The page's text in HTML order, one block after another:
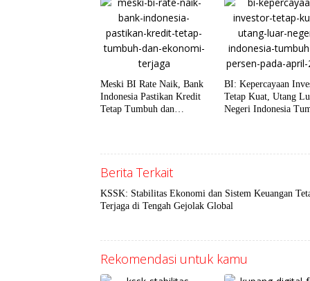
Meski BI Rate Naik, Bank
Indonesia Pastikan Kredit
Tetap Tumbuh dan
BI: Kepercayaan
Tetap Kuat, Utang
Negeri Indonesia
Berita Terkait
KSSK: Stabilitas Ekonomi dan Sistem Keuangan
Terjaga di Tengah Gejolak Global
Rekomendasi untuk kamu